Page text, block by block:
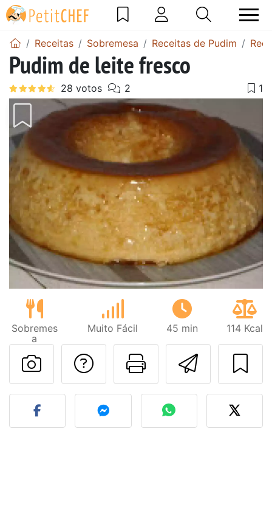
Receitas Sobremesa Receitas de Pudim
Pudim de leite fresco
Sobremes
a
Muito Fácil 45 min 114 Kcal
Imprima
Falar com o autor
Fez esta receita?